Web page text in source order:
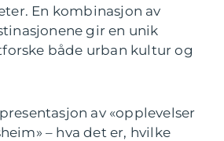
En kombinasjon av
gir en unik
både urban kultur og
av «opplevelser
– hva det er, hvilke